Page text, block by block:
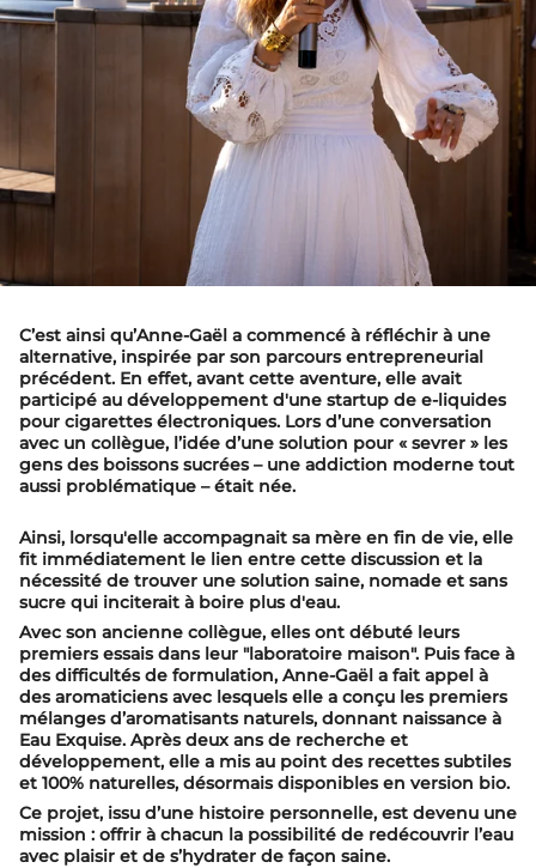
C’est ainsi qu’Anne-Gaël a commencé à réfléchir à une
alternative, inspirée par son parcours entrepreneurial
précédent. En effet, avant cette aventure, elle avait
participé au développement d'une startup de e-liquides
pour cigarettes électroniques. Lors d’une conversation
avec un collègue, l’idée d’une solution pour « sevrer » les
gens des boissons sucrées – une addiction moderne tout
aussi problématique – était née.
Ainsi, lorsqu'elle accompagnait sa mère en fin de vie, elle
fit immédiatement le lien entre cette discussion et la
nécessité de trouver une solution saine, nomade et sans
sucre qui inciterait à boire plus d'eau.
Avec son ancienne collègue, elles ont débuté leurs
premiers essais dans leur "laboratoire maison". Puis face à
des difficultés de formulation, Anne-Gaël a fait appel à
des aromaticiens avec lesquels elle a conçu les premiers
mélanges d’aromatisants naturels, donnant naissance à
Eau Exquise. Après deux ans de recherche et
développement, elle a mis au point des recettes subtiles
et 100% naturelles, désormais disponibles en version bio.
Ce projet, issu d’une histoire personnelle, est devenu une
mission : offrir à chacun la possibilité de redécouvrir l’eau
avec plaisir et de s’hydrater de façon saine.